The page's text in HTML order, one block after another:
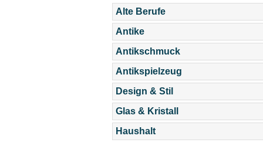
Alte Berufe
Antike
Antikschmuck
Antikspielzeug
Design & Stil
Glas & Kristall
Haushalt